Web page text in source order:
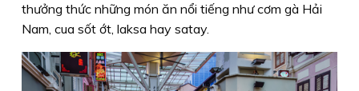
thưởng thức những món ăn nổi tiếng như cơm gà Hải
Nam, cua sốt ớt, laksa hay satay.